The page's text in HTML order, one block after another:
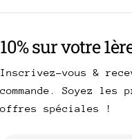
10% sur votre
Inscrivez-vous &
commande. Soyez
offres spéciales !